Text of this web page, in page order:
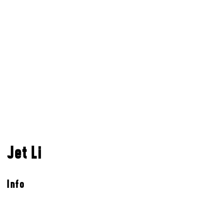
Jet Li
Info